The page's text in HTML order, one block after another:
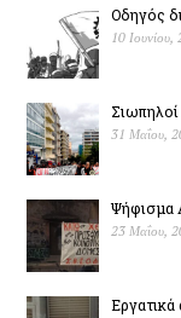
Οδηγός
10 Ιουνίου,
31 Μαΐου,
Ψήφισμα
23 Μαΐου,
Εργατικά